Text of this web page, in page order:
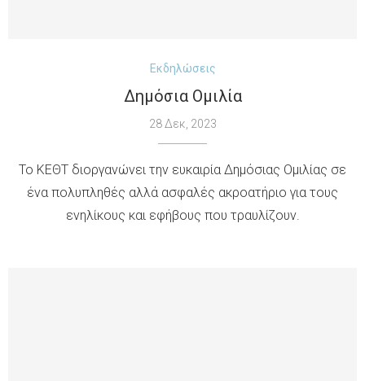
Εκδηλώσεις
Δημόσια Ομιλία
28 Δεκ, 2023
Το ΚΕΘΤ διοργανώνει την ευκαιρία Δημόσιας Ομιλίας σε
ένα πολυπληθές αλλά ασφαλές ακροατήριο για τους
ενηλίκους και εφήβους που τραυλίζουν.